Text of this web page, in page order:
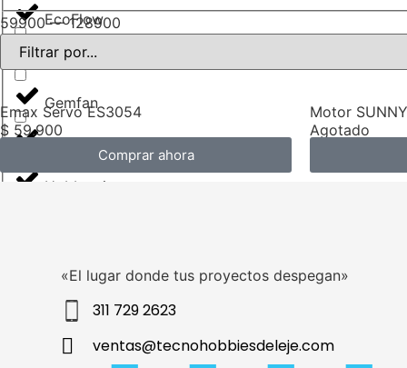
EcoFlow
Flysky
Gemfan
Hobbywing
JBL
Kingston
Matek
59900—128900
Emax Servo ES3054
$ 59.900
Comprar ahora
Motor
Agotado
«El lugar donde tus proyectos despegan»
311 729 2623
ventas@tecnohobbiesdeleje.com